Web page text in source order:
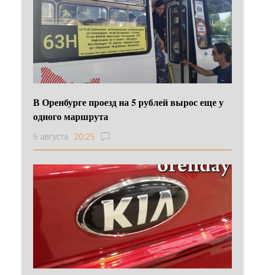
В Оренбурге проезд на 5 рублей вырос еще у
одного маршрута
6 августа 20:25